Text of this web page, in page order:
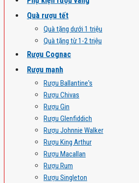
Quà rượu tết
Quà tặng dưới 1 triệu
Quà tặng từ 1-2 triệu
Rượu Cognac
Rượu mạnh
Rượu Ballantine's
Rượu Chivas
Rượu Gin
Rượu Glenfiddich
Rượu Johnnie Walker
Rượu King Arthur
Rượu Macallan
Rượu Rum
Rượu Singleton